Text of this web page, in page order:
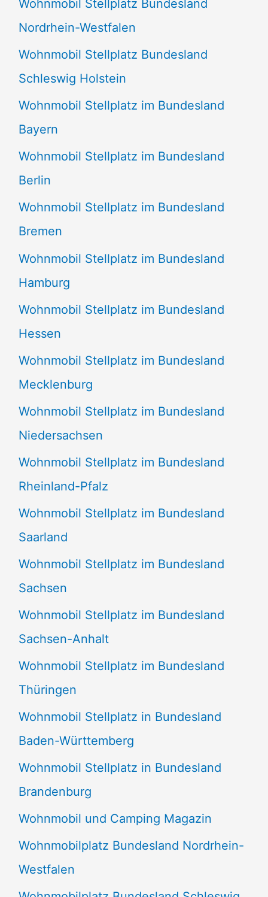
n
a
c
h
:
Wohnmobil Stellplatz Bundesland
Nordrhein-Westfalen
Wohnmobil Stellplatz Bundesland
Schleswig Holstein
Wohnmobil Stellplatz im Bundesland
Bayern
Wohnmobil Stellplatz im Bundesland
Berlin
Wohnmobil Stellplatz im Bundesland
Bremen
Wohnmobil Stellplatz im Bundesland
Hamburg
Wohnmobil Stellplatz im Bundesland
Hessen
Wohnmobil Stellplatz im Bundesland
Mecklenburg
Wohnmobil Stellplatz im Bundesland
Niedersachsen
Wohnmobil Stellplatz im Bundesland
Rheinland-Pfalz
Wohnmobil Stellplatz im Bundesland
Saarland
Wohnmobil Stellplatz im Bundesland
Sachsen
Wohnmobil Stellplatz im Bundesland
Sachsen-Anhalt
Wohnmobil Stellplatz im Bundesland
Thüringen
Wohnmobil Stellplatz in Bundesland
Baden-Württemberg
Wohnmobil Stellplatz in Bundesland
Brandenburg
Wohnmobil und Camping Magazin
Wohnmobilplatz Bundesland Nordrhein-
Westfalen